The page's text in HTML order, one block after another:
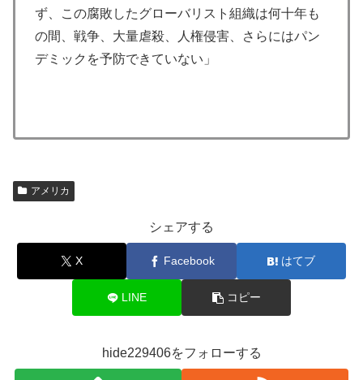
ず、この腐敗したグローバリスト組織は何十年も
の間、戦争、大量虐殺、人権侵害、さらにはパン
デミックを予防できていない」
アメリカ
シェアする
X Facebook はてブ
LINE コピー
hide229406をフォローする